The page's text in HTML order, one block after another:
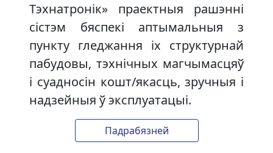
Тэхнатронік» праектныя рашэнні
сістэм бяспекі аптымальныя з
пункту гледжання іх структурнай
пабудовы, тэхнічных магчымасцяў
і суадносін кошт/якасць, зручныя і
надзейныя ў эксплуатацыі.
Падрабязней